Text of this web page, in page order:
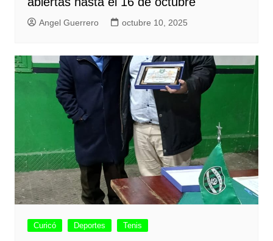
Angel Guerrero octubre 10, 2025
Curicó Deportes Tenis